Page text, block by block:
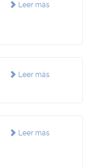
Leer más
Leer más
Leer más